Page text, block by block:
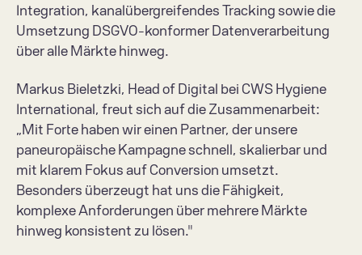
Integration, kanalübergreifendes Tracking sowie die
Umsetzung DSGVO-konformer Datenverarbeitung
über alle Märkte hinweg.
Markus Bieletzki, Head of Digital bei CWS Hygiene
International, freut sich auf die Zusammenarbeit:
„Mit Forte haben wir einen Partner, der unsere
paneuropäische Kampagne schnell, skalierbar und
mit klarem Fokus auf Conversion umsetzt.
Besonders überzeugt hat uns die Fähigkeit,
komplexe Anforderungen über mehrere Märkte
hinweg konsistent zu lösen."